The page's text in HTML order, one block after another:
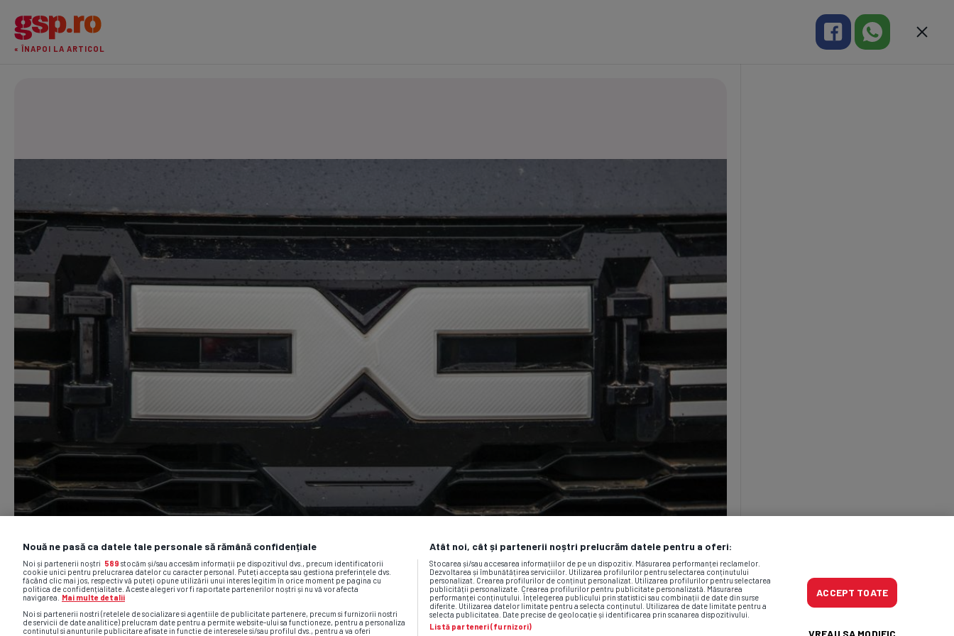
« ÎNAPOI LA ARTICOL
Nouă ne pasă ca datele tale personale să rămână confidențiale
Noi și partenerii noștri 589 stocăm și/sau accesăm informații pe dispozitivul dvs., precum identificatorii
cookie unici pentru prelucrarea datelor cu caracter personal. Puteți accepta sau gestiona preferințele dvs.
făcând clic mai jos, respectiv vă puteți opune utilizării unui interes legitim în orice moment pe pagina cu
politica de confidențialitate. Aceste alegeri vor fi raportate partenerilor noștri și nu vă vor afecta
navigarea.
Mai multe detalii
Noi si partenerii nostri (retelele de socializare si agentiile de publicitate partenere, precum si furnizorii nostri
de servicii de date analitice) prelucram date pentru a permite website-ului sa functioneze, pentru a personaliza
continutul si anunturile publicitare afisate in functie de interesele si/sau profilul dvs., pentru a va oferi
Atât noi, cât și partenerii noștri prelucrăm datele pentru a oferi:
Stocarea și/sau accesarea informațiilor de pe un dispozitiv. Măsurarea performanței reclamelor.
Dezvoltarea și îmbunătățirea serviciilor. Utilizarea profilurilor pentru selectarea conținutului
personalizat. Crearea profilurilor de conținut personalizat. Utilizarea profilurilor pentru selectarea
publicității personalizate. Crearea profilurilor pentru publicitate personalizată. Măsurarea
performanței conținutului. Înțelegerea publicului prin statistici sau combinații de date din surse
diferite. Utilizarea datelor limitate pentru a selecta conținutul. Utilizarea de date limitate pentru a
selecta publicitatea. Date precise de geolocație și identificarea prin scanarea dispozitivului.
Listă parteneri (furnizori)
ACCEPT TOATE
VREAU SA MODIFIC